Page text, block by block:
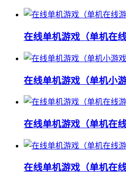
在线单机游戏（单机在
在线单机游戏（单机小游
在线单机游戏（单机在
在线单机游戏（单机在